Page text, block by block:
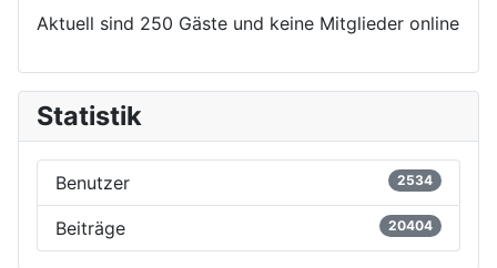
Aktuell sind 250 Gäste und keine Mitglieder online
Statistik
Benutzer 2534
Beiträge 20404